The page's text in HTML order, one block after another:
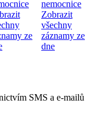
ze
nemocnice
Zobrazit
všechny
záznamy ze
dne
SMS a e-mailů